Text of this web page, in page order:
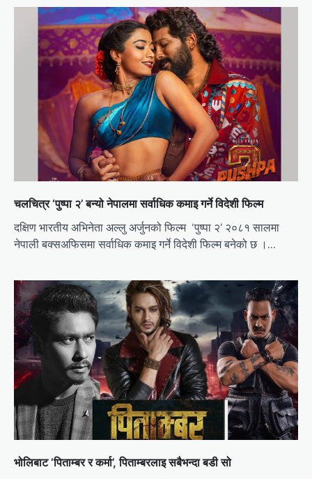
चलचित्र ‘पुष्पा २’ बन्यो नेपालमा सर्वाधिक कमाइ गर्ने विदेशी फिल्म
दक्षिण भारतीय अभिनेता अल्लु अर्जुनको फिल्म ‘पुष्पा २’ २०८१ सालमा
नेपाली बक्सअफिसमा सर्वाधिक कमाइ गर्ने विदेशी फिल्म बनेको छ ।…
भोलिबाट ‘पिताम्बर र कर्मा’, पिताम्बरलाइ सबैभन्दा बडी सो